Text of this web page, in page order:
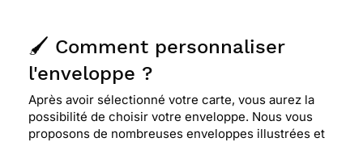
🖌️ Comment personnaliser
l'enveloppe ?
Après avoir sélectionné votre carte, vous aurez la
possibilité de choisir votre enveloppe. Nous vous
proposons de nombreuses enveloppes illustrées et